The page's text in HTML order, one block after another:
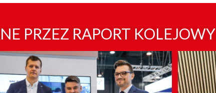
PRZEZ RAPORT KOLEJOWY